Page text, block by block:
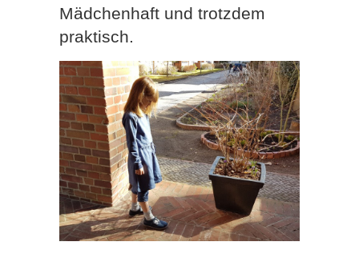
Mädchenhaft und trotzdem
praktisch.